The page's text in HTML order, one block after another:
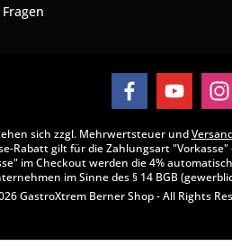
sich zzgl. Mehrwertsteuer und
Rabatt gilt für die Zahlungsart
im Checkout werden die 4%
im Sinne des § 14 BGB
GastroXtrem Berner Shop - All Rights